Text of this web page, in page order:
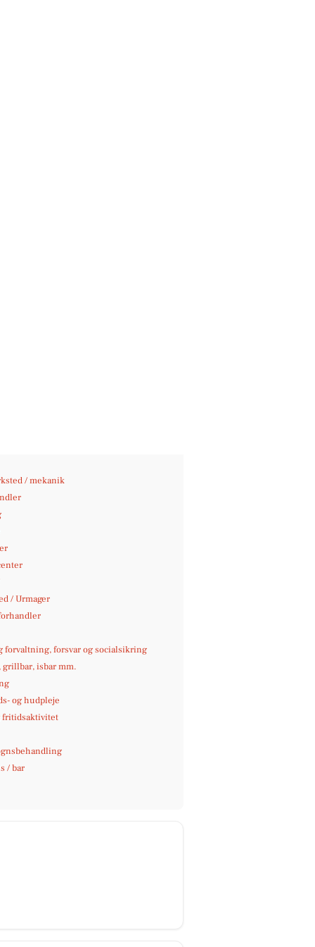
/ mekanik
/ Urmager
forvaltning, forsvar og socialsikring
grillbar, isbar mm.
og hudpleje
fritidsaktivitet
/ bar